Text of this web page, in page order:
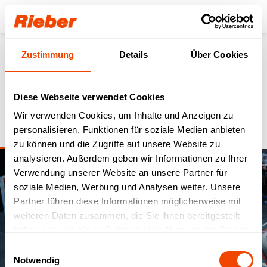
Zustimmung Details Über Cookies
Diese Webseite verwendet Cookies
Wir verwenden Cookies, um Inhalte und Anzeigen zu
personalisieren, Funktionen für soziale Medien anbieten
zu können und die Zugriffe auf unsere Website zu
analysieren. Außerdem geben wir Informationen zu Ihrer
Verwendung unserer Website an unsere Partner für
soziale Medien, Werbung und Analysen weiter. Unsere
Partner führen diese Informationen möglicherweise mit
weiteren Daten zusammen, die Sie ihnen bereitgestellt
Notwendig
Login
Katastrophenschutz
Höchste Flexibilität, Sicherheit und Zuverlässigkeit bei jeden
Einsatzgegebenheiten für die Zubereitung & den Speisentransport
bei Hilfs- und Katastropheneinsätzen.